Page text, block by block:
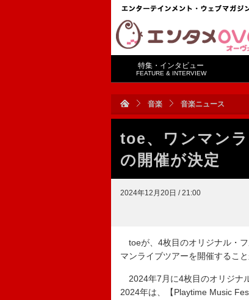
特集・インタビュー
FEATURE & INTERVIEW
音楽 音楽ニュース
toe、ワンマン
の開催が決定
2024年12月20日 / 21:00
toeが、4枚目のオリジナル・
マンライブツアーを開催すること
2024年7月に4枚目のオリジナ
2024年は、【Playtime Music